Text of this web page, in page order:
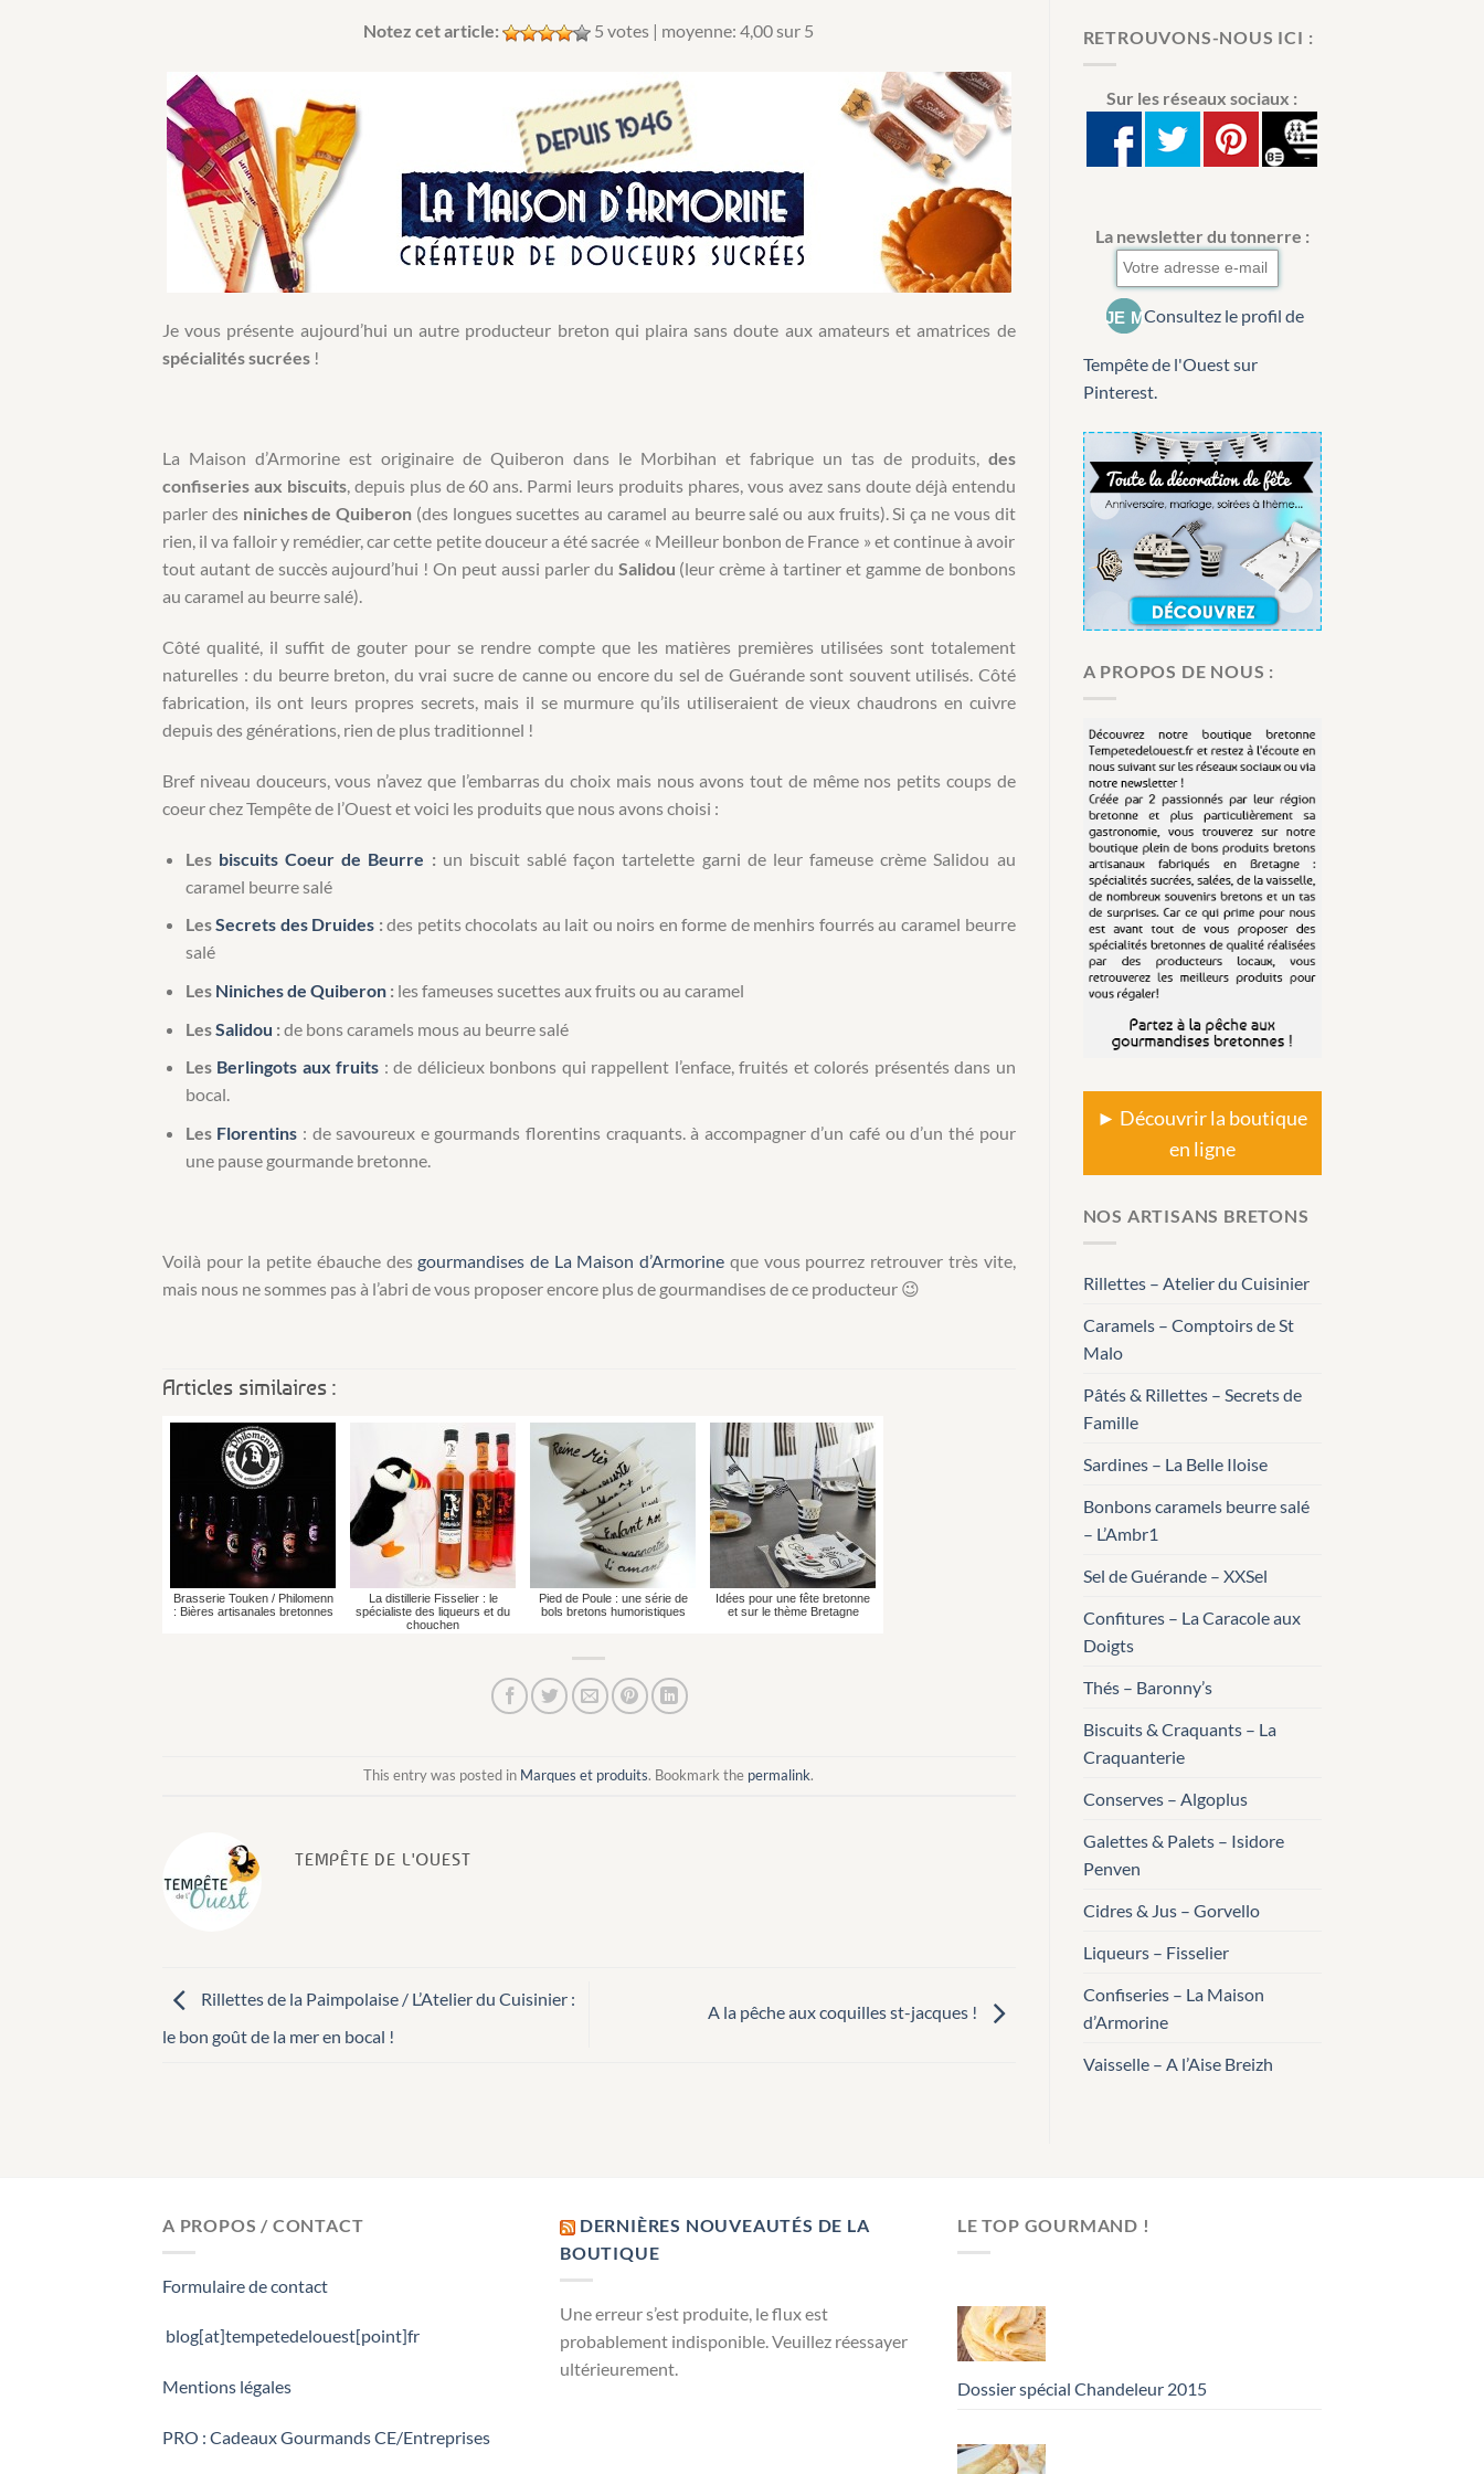
Notez cet article: 5 votes | moyenne:4,00sur 5
Je vous présente aujourd’hui un autre producteur breton qui plaira sans doute aux amateurs et amatrices de
spécialités sucrées !
La Maison d’Armorine est originaire de Quiberon dans le Morbihan et fabrique un tas de produits, des
confiseries aux biscuits, depuis plus de 60 ans. Parmi leurs produits phares, vous avez sans doute déjà entendu
parler des niniches de Quiberon (des longues sucettes au caramel au beurre salé ou aux fruits). Si ça ne vous dit
rien, il va falloir y remédier, car cette petite douceur a été sacrée « Meilleur bonbon de France » et continue à avoir
tout autant de succès aujourd’hui ! On peut aussi parler du Salidou (leur crème à tartiner et gamme de bonbons
au caramel au beurre salé).
Côté qualité, il suffit de gouter pour se rendre compte que les matières premières utilisées sont totalement
naturelles : du beurre breton, du vrai sucre de canne ou encore du sel de Guérande sont souvent utilisés. Côté
fabrication, ils ont leurs propres secrets, mais il se murmure qu’ils utiliseraient de vieux chaudrons en cuivre
depuis des générations, rien de plus traditionnel !
Bref niveau douceurs, vous n’avez que l’embarras du choix mais nous avons tout de même nos petits coups de
coeur chez Tempête de l’Ouest et voici les produits que nous avons choisi :
Les biscuits Coeur de Beurre :un biscuit sablé façon tartelette garni de leur fameuse crème Salidou au
caramel beurre salé
LesSecrets des Druides :des petits chocolats au lait ou noirs en forme de menhirs fourrés au caramel beurre
salé
Les Niniches de Quiberon:les fameuses sucettes aux fruits ou au caramel
LesSalidou :de bons caramels mous au beurre salé
Les Berlingots aux fruits : de délicieux bonbons qui rappellent l’enface, fruités et colorés présentés dans un
bocal.
Les Florentins : de savoureux e gourmands florentins craquants. à accompagner d’un café ou d’un thé pour
une pause gourmande bretonne.
Voilà pour la petite ébauche desgourmandises de La Maison d’Armorine que vous pourrez retrouver très vite,
mais nous ne sommes pas à l’abri de vous proposer encore plus de gourmandises de ce producteur 😉
Articles similaires :
Brasserie Touken / Philomenn
: Bières artisanales bretonnes
La distillerie Fisselier : le
spécialiste des liqueurs et du
chouchen
Pied de Poule : une série de
bols bretons humoristiques
Idées pour une fête bretonne
et sur le thème Bretagne
This entry was posted in Marques et produits. Bookmark the permalink.
TEMPÊTE DE L'OUEST
Rillettes de la Paimpolaise / L’Atelier du Cuisinier :
le bon goût de la mer en bocal !
A la pêche aux coquilles st-jacques !
RETROUVONS-NOUS ICI :
Sur les réseaux sociaux :
La newsletter du tonnerre :
Consultez le profil de
Tempête de l'Ouest sur
Pinterest.
A PROPOS DE NOUS :
► Découvrir la boutique
en ligne
NOS ARTISANS BRETONS
Rillettes – Atelier du Cuisinier
Caramels – Comptoirs de St
Malo
Pâtés & Rillettes – Secrets de
Famille
Sardines – La Belle Iloise
Bonbons caramels beurre salé
– L’Ambr1
Sel de Guérande – XXSel
Confitures – La Caracole aux
Doigts
Thés – Baronny’s
Biscuits & Craquants – La
Craquanterie
Conserves – Algoplus
Galettes & Palets – Isidore
Penven
Cidres & Jus – Gorvello
Liqueurs – Fisselier
Confiseries – La Maison
d’Armorine
Vaisselle – A l’Aise Breizh
A PROPOS / CONTACT
Formulaire de contact
blog[at]tempetedelouest[point]fr
Mentions légales
PRO : Cadeaux Gourmands CE/Entreprises
DERNIÈRES NOUVEAUTÉS DE LA
BOUTIQUE
Une erreur s’est produite, le flux est
probablement indisponible. Veuillez réessayer
ultérieurement.
LE TOP GOURMAND !
Dossier spécial Chandeleur 2015